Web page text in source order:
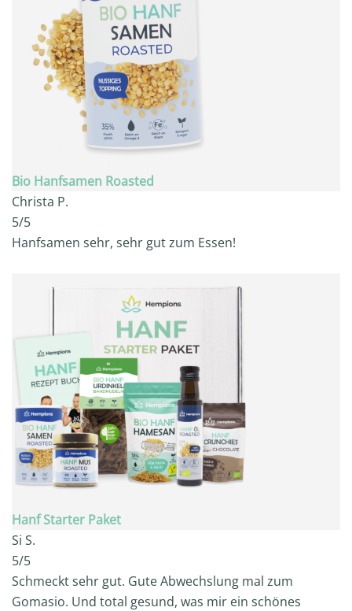
Bio Hanfsamen Roasted
Christa P.
5/5
Hanfsamen sehr, sehr gut zum Essen!
Hanf Starter Paket
Si S.
5/5
Schmeckt sehr gut. Gute Abwechslung mal zum
Gomasio. Und total gesund, was mir ein schönes